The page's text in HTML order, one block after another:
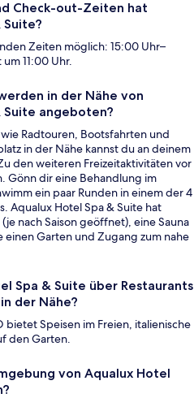
Check-out-Zeiten hat
Suite?
Zeiten möglich: 15:00 Uhr–
11:00 Uhr.
in der Nähe von
Suite angeboten?
Radtouren, Bootsfahrten und
in der Nähe kannst du an deinem
den weiteren Freizeitaktivitäten vor
Gönn dir eine Behandlung im
ein paar Runden in einem der 4
Aqualux Hotel Spa & Suite hat
nach Saison geöffnet), eine Sauna
einen Garten und Zugang zum nahe
Spa & Suite über Restaurants
der Nähe?
bietet Speisen im Freien, italienische
den Garten.
von Aqualux Hotel